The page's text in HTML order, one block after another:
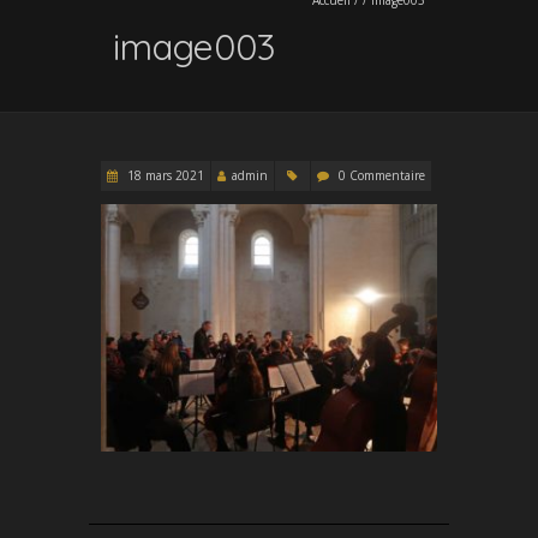
image003
18 mars 2021 admin 0 Commentaire